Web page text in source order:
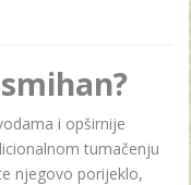
i opširnije
tumačenju
njegovo porijeklo,